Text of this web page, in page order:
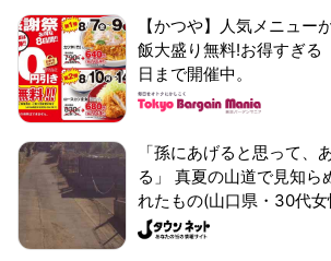
【かつや】人気メニュー
飯大盛り無料!お得すぎる
日まで開催中。
「孫にあげると思って、
る」 真夏の山道で見知ら
れたもの(山口県・30代